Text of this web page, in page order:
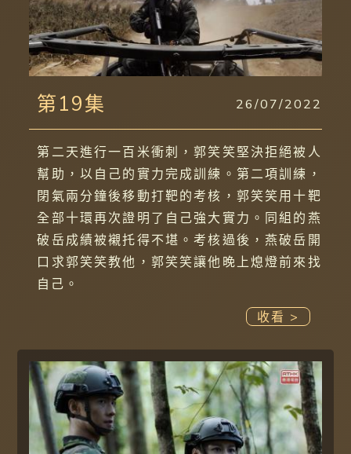
第19集 26/07/2022
第二天進行一百米衝刺，郭笑笑堅決拒絕被人
幫助，以自己的實力完成訓練。第二項訓練，
閉氣兩分鐘後移動打靶的考核，郭笑笑用十靶
全部十環再次證明了自己強大實力。同組的燕
破岳成績被襯托得不堪。考核過後，燕破岳開
口求郭笑笑教他，郭笑笑讓他晚上熄燈前來找
自己。
收看 >